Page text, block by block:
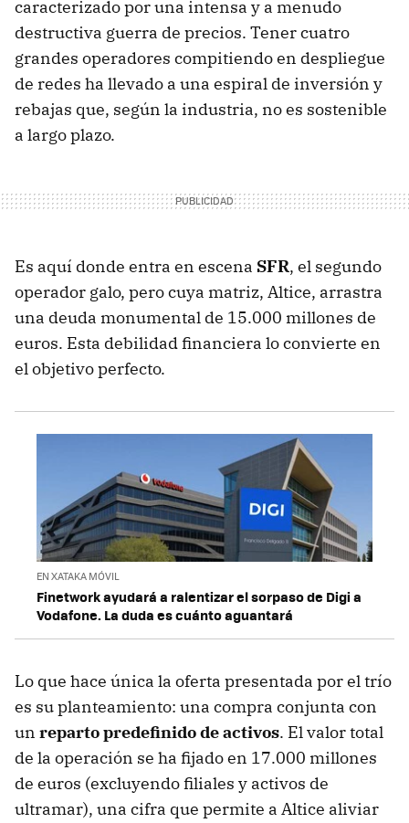
caracterizado por una intensa y a menudo
destructiva guerra de precios. Tener cuatro
grandes operadores compitiendo en despliegue
de redes ha llevado a una espiral de inversión y
rebajas que, según la industria, no es sostenible
a largo plazo.
Es aquí donde entra en escena SFR, el segundo
operador galo, pero cuya matriz, Altice, arrastra
una deuda monumental de 15.000 millones de
euros. Esta debilidad financiera lo convierte en
el objetivo perfecto.
EN XATAKA MÓVIL
Finetwork ayudará a ralentizar el sorpaso de Digi a
Vodafone. La duda es cuánto aguantará
Lo que hace única la oferta presentada por el trío
es su planteamiento: una compra conjunta con
un reparto predefinido de activos. El valor total
de la operación se ha fijado en 17.000 millones
de euros (excluyendo filiales y activos de
ultramar), una cifra que permite a Altice aliviar